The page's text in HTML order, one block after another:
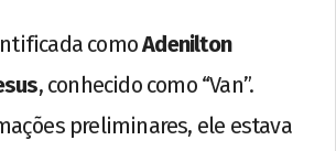
comoAdenilton
, conhecido como “Van”.
preliminares, ele estava